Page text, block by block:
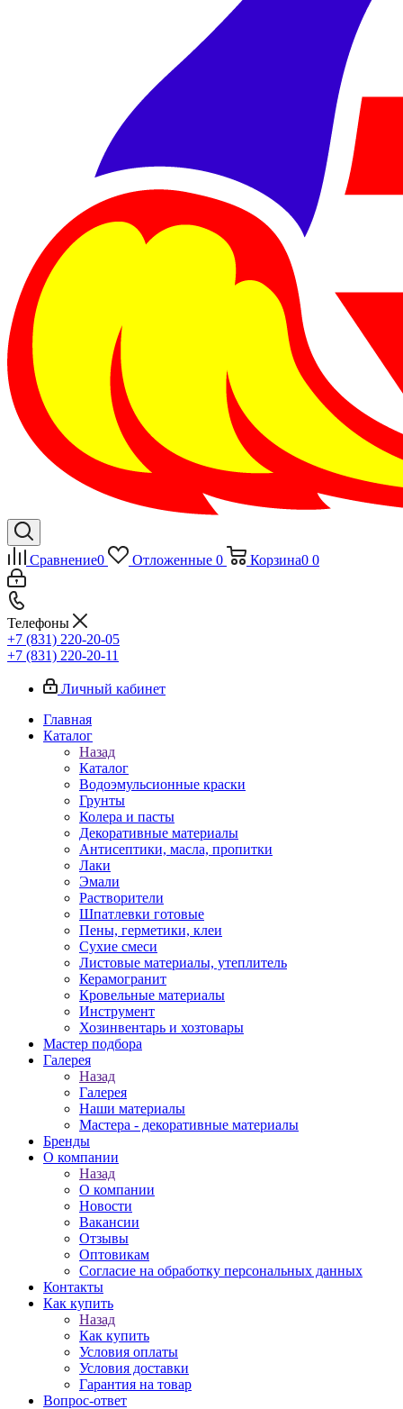
Сравнение0 Отложенные 0 Корзина0 0
Телефоны
+7 (831) 220-20-05
+7 (831) 220-20-11
Личный кабинет
Главная
Каталог
Назад
Каталог
Водоэмульсионные краски
Грунты
Колера и пасты
Декоративные материалы
Антисептики, масла, пропитки
Лаки
Эмали
Растворители
Шпатлевки готовые
Пены, герметики, клеи
Сухие смеси
Листовые материалы, утеплитель
Керамогранит
Кровельные материалы
Инструмент
Хозинвентарь и хозтовары
Мастер подбора
Галерея
Назад
Галерея
Наши материалы
Мастера - декоративные материалы
Бренды
О компании
Назад
О компании
Новости
Вакансии
Отзывы
Оптовикам
Cогласие на обработку персональных данных
Контакты
Как купить
Назад
Как купить
Условия оплаты
Условия доставки
Гарантия на товар
Вопрос-ответ